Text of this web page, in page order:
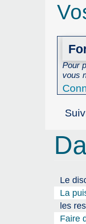
Pour
vous
Le
La
les
Faire